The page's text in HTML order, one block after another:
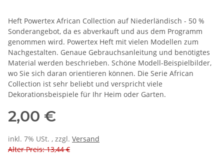
Heft Powertex African Collection auf Niederländisch - 50 %
Sonderangebot, da es abverkauft und aus dem Programm
genommen wird. Powertex Heft mit vielen Modellen zum
Nachgestalten. Genaue Gebrauchsanleitung und benötigtes
Material werden beschrieben. Schöne Modell-Beispielbilder,
wo Sie sich daran orientieren können. Die Serie African
Collection ist sehr beliebt und verspricht viele
Dekorationsbeispiele für Ihr Heim oder Garten.
2,00 €
inkl. 7% USt. , zzgl. Versand
Alter Preis: 13,44 €